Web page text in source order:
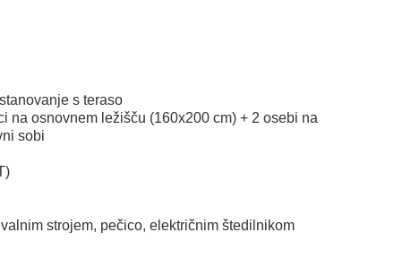
s teraso
na osnovnem ležišču (160x200 cm) + 2 osebi na
sobi
strojem, pečico, električnim štedilnikom